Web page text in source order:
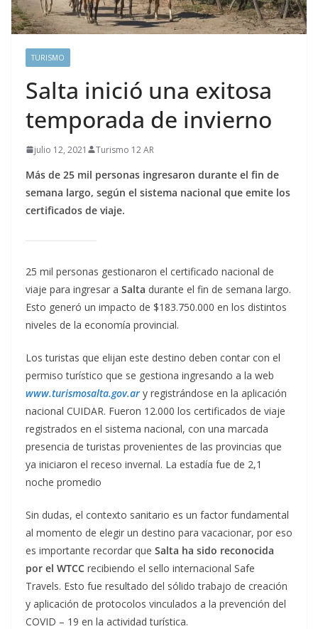
TURISMO
Salta inició una exitosa
temporada de invierno
julio 12, 2021 Turismo 12 AR
Más de 25 mil personas ingresaron durante el fin de
semana largo, según el sistema nacional que emite los
certificados de viaje.
25 mil personas gestionaron el certificado nacional de
viaje para ingresar a Salta durante el fin de semana largo.
Esto generó un impacto de $183.750.000 en los distintos
niveles de la economía provincial.
Los turistas que elijan este destino deben contar con el
permiso turístico que se gestiona ingresando a la web
www.turismosalta.gov.ar y registrándose en la aplicación
nacional CUIDAR. Fueron 12.000 los certificados de viaje
registrados en el sistema nacional, con una marcada
presencia de turistas provenientes de las provincias que
ya iniciaron el receso invernal. La estadía fue de 2,1
noche promedio
Sin dudas, el contexto sanitario es un factor fundamental
al momento de elegir un destino para vacacionar, por eso
es importante recordar que Salta ha sido reconocida
por el WTCC recibiendo el sello internacional Safe
Travels. Esto fue resultado del sólido trabajo de creación
y aplicación de protocolos vinculados a la prevención del
COVID – 19 en la actividad turística.